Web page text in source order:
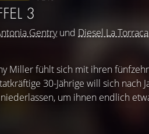
3
Gentryund Diesel La Torraca
Miller fühlt sich mit ihren
30-Jährige will sich nach
um ihnen endlich